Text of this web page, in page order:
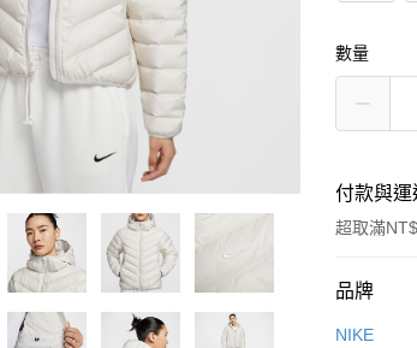
數量
付款與
超取滿
付款方式
信用卡一
品牌
NIKE